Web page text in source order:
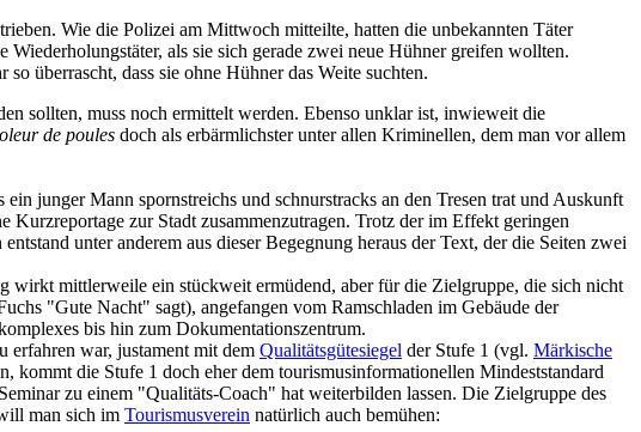
Wie die Polizei am Mittwoch mitteilte, hatten die unbekannten Täter
als sie sich gerade zwei neue Hühner greifen wollten.
überrascht, dass sie ohne Hühner das Weite suchten.
sollten, muss noch ermittelt werden. Ebenso unklar ist, inwieweit die
de poules doch als erbärmlichster unter allen Kriminellen, dem man vor allem
junger Mann spornstreichs und schnurstracks an den Tresen trat und Auskunft
zur Stadt zusammenzutragen. Trotz der im Effekt geringen
unter anderem aus dieser Begegnung heraus der Text, der die Seiten zwei
wirkt mittlerweile ein stückweit ermüdend, aber für die Zielgruppe, die sich nicht
"Gute Nacht" sagt), angefangen vom Ramschladen im Gebäude der
bis hin zum Dokumentationszentrum.
erfahren war, justament mit dem Qualitätsgütesiegel der Stufe 1 (vgl. Märkische
kommt die Stufe 1 doch eher dem tourismusinformationellen Mindeststandard
zu einem "Qualitäts-Coach" hat weiterbilden lassen. Die Zielgruppe des
man sich im Tourismusverein natürlich auch bemühen: